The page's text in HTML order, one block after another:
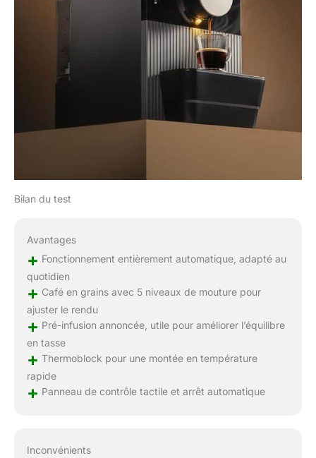
Bilan du test
Avantages
+ Fonctionnement entièrement automatique, adapté au
quotidien
+ Café en grains avec 5 niveaux de mouture pour
ajuster le rendu
+ Pré-infusion annoncée, utile pour améliorer l’équilibre
en tasse
+ Thermoblock pour une montée en température
rapide
+ Panneau de contrôle tactile et arrêt automatique
Inconvénients